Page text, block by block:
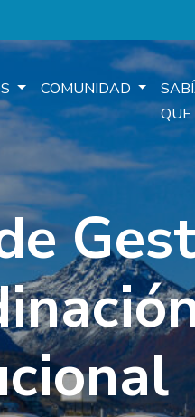
COMUNIDAD
QUE